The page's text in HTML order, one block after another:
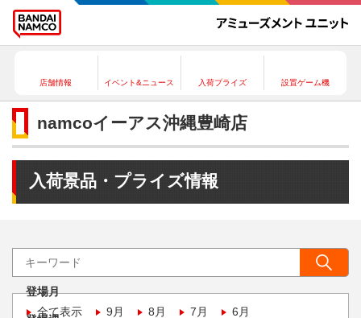
店舗情報 イベント&ニュース 入荷プライズ 設置ゲーム機
namcoイーアス沖縄豊崎店
入荷景品・プライズ情報
登場月
全て表示
9月 8月 7月 6月